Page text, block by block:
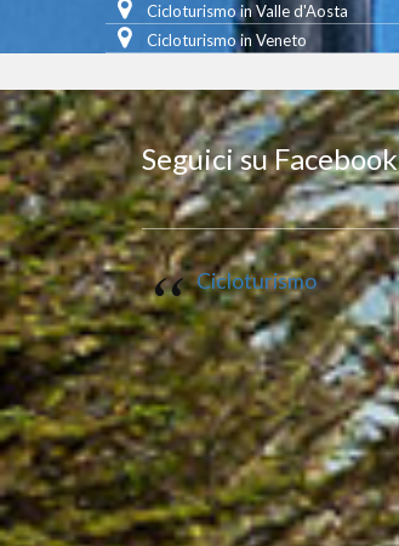
Cicloturismo in Valle d'Aosta
Cicloturismo in Veneto
Seguici su Facebook
Cicloturismo